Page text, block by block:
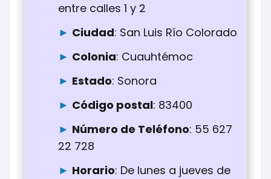
entre calles 1 y 2
Ciudad: San Luis Río Colorado
Colonia: Cuauhtémoc
Estado: Sonora
Código postal: 83400
Número de Teléfono: 55 627
22 728
Horario: De lunes a jueves de